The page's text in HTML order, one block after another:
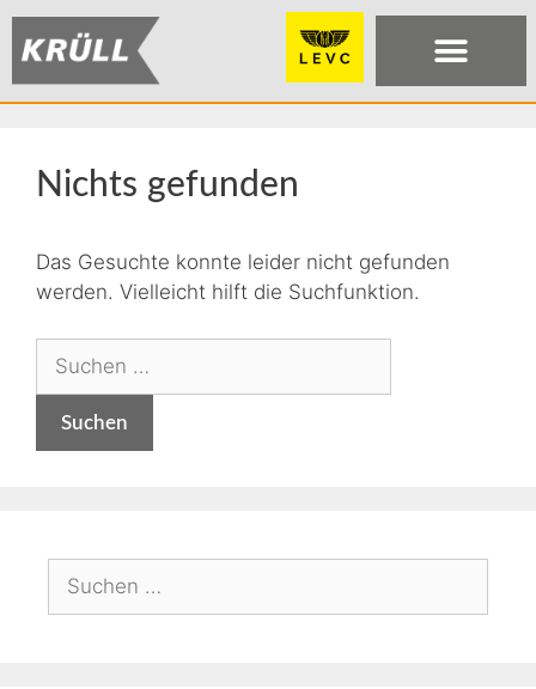
Nichts gefunden
Das Gesuchte konnte leider nicht gefunden
werden. Vielleicht hilft die Suchfunktion.